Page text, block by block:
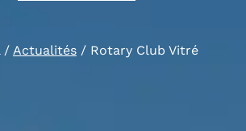
/ Actualités / Rotary Club Vitré